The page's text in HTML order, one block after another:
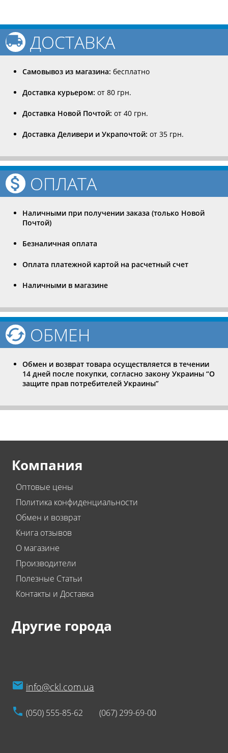
ДОСТАВКА
Самовывоз из магазина: бесплатно
Доставка курьером: от 80 грн.
Доставка Новой Почтой: от 40 грн.
Доставка Деливери и Украпочтой: от 35 грн.
ОПЛАТА
Наличными при получении заказа (только Новой
Почтой)
Безналичная оплата
Оплата платежной картой на расчетный счет
Наличными в магазине
ОБМЕН
Обмен и возврат товара осуществляется в течении
14 дней после покупки, согласно закону Украины “О
защите прав потребителей Украины”
Компания
Оптовые цены
Политика конфиденциальности
Обмен и возврат
Книга отзывов
О магазине
Производители
Полезные Статьи
Контакты и Доставка
Другие города
info@ckl.com.ua
(050) 555-85-62 (067) 299-69-00